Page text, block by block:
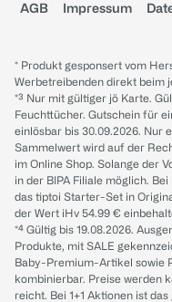
AGB Impressum
* Produkt gesponsert vom
Werbetreibenden direkt beim
*³ Nur mit gültiger jö Karte.
Feuchttücher. Gutschein für
einlösbar bis 30.09.2026. Nur
Sammelwert wird auf der
im Online Shop. Solange der
in der BIPA Filiale möglich.
das tiptoi Starter-Set in
der Wert iHv 54.99 €
*⁴ Gültig bis 19.08.2026.
Produkte, mit SALE
Baby-Premium-Artikel sowie
kombinierbar. Preise werden
reicht. Bei 1+1 Aktionen ist